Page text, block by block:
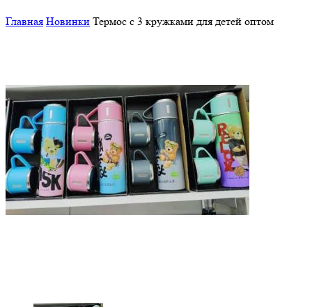
Главная Новинки Термос с 3 кружками для детей оптом